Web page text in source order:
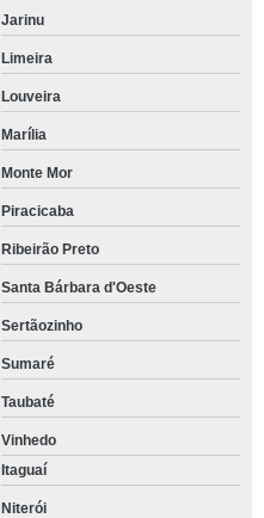
Jarinu
Limeira
Louveira
Marília
Monte Mor
Piracicaba
Ribeirão Preto
Santa Bárbara d'Oeste
Sertãozinho
Sumaré
Taubaté
Vinhedo
Itaguaí
Niterói